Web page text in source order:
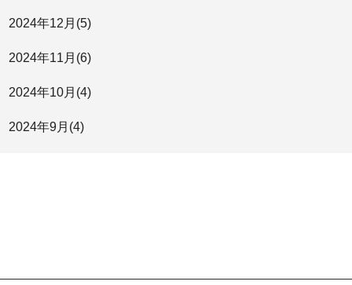
2024年12月 (5)
2024年11月 (6)
2024年10月 (4)
2024年9月 (4)